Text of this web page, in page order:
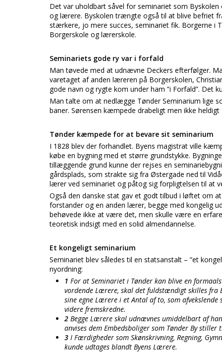
Det var uholdbart såvel for seminariet som
og lærere. Byskolen trængte også til at blive befriet
stærkere, jo mere succes, seminariet fik. Borgerne i
Borgerskole og lærerskole.
Seminariets gode ry var i forfald
Man tøvede med at udnævne Deckers efterfølger.
varetaget af anden læreren på Borgerskolen,
gode navn og rygte kom under ham ”i Forfald”. Det
Man talte om at nedlægge Tønder Seminarium lige
baner. Sørensen kæmpede drabeligt men ikke
Tønder kæmpede for at bevare sit seminarium
I 1828 blev der forhandlet. Byens magistrat ville
købe en bygning med et større grundstykke.
tillæggende grund kunne der rejses en
gårdsplads, som strakte sig fra Østergade ned til
lærer ved seminariet og påtog sig forpligtelsen til at
Også den danske stat gav et godt tilbud i løftet om
forstander og en anden lærer, begge med kongelig
behøvede ikke at være det, men skulle være en
teoretisk indsigt med en solid almendannelse.
Et kongeligt seminarium
Seminariet blev således til en statsanstalt – ”et
nyordning:
1 For at Seminariet i Tønder kan blive en
vordende Lærere, skal det fuldstændigt skilles fra
sine egne Lærere i et Antal af to, som
videre fremskredne.
2 Begge Lærere skal udnævnes umiddelbart af
anvises dem Embedsboliger som Tønder By stiller
3 I Færdigheder som Skønskrivning, Regning,
kunde udtages blandt Byens Lærere.